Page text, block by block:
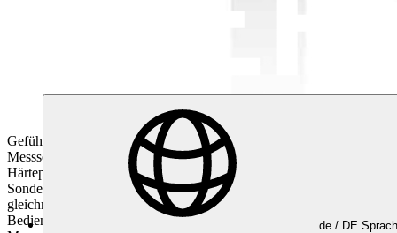
de / DE
Geführte Messungen. Zuverlässige Ergebnisse.
Messsonden SONO S wurden für schnelle und reproduzierbare
Härteprüfungen im industriellen Alltag entwickelt. Die integrierte
Sondenführung unterstützt eine präzise Positionierung und eine
gleichmäßige Prüfkraftaufbringung. Dadurch wird der Einfluss des
Bedieners reduziert und eine hohe Reproduzierbarkeit der